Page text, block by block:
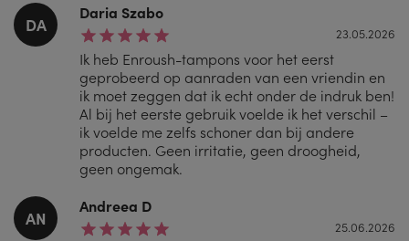
DA
Daria Szabo
23.05.2026
Ik heb Enroush-tampons voor het eerst
geprobeerd op aanraden van een vriendin en
ik moet zeggen dat ik echt onder de indruk ben!
Al bij het eerste gebruik voelde ik het verschil –
ik voelde me zelfs schoner dan bij andere
producten. Geen irritatie, geen droogheid,
geen ongemak.
AN
Andreea D
25.06.2026